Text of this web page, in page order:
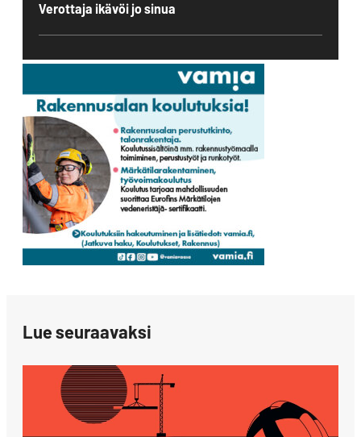
Verottaja ikävöi jo sinua
Lue seuraavaksi